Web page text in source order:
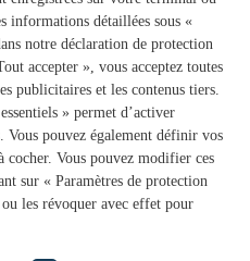
sols
de sols et parquets
informations détaillées sous «
notre déclaration de protection
accepter », vous acceptez toutes
publicitaires et les contenus tiers.
» permet d’activer
Vous pouvez également définir vos
cocher. Vous pouvez modifier ces
sur « Paramètres de protection
les révoquer avec effet pour